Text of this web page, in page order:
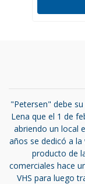
"Petersen" debe
Lena que el 1 de
abriendo un local
años se dedicó a la
producto de
comerciales hace
VHS para luego